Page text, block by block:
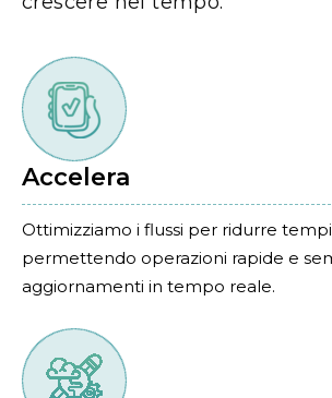
Accelera
Ottimizziamo i flussi per ridurre
permettendo operazioni rapide e
aggiornamenti in tempo reale.